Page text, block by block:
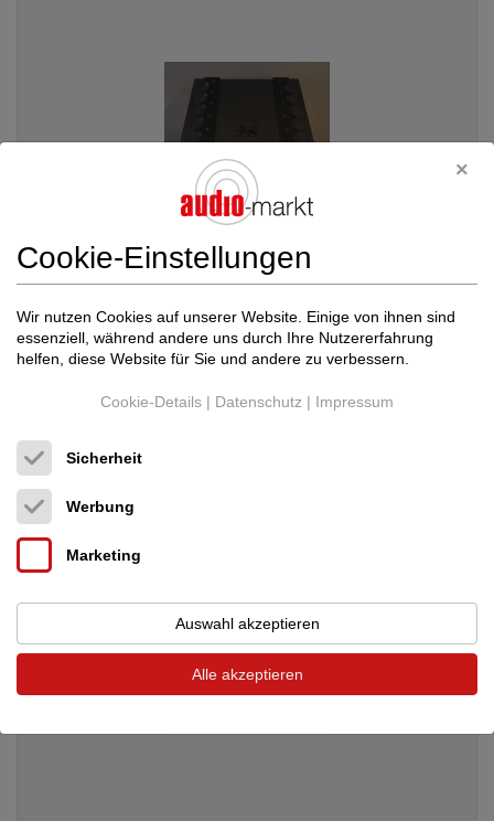
GryphonDiablo (250)
Vollverstärker
Neupreis: 13.000 €
Cookie-Einstellungen
Wir nutzen Cookies auf unserer Website. Einige von ihnen sind
essenziell, während andere uns durch Ihre Nutzererfahrung
helfen, diese Website für Sie und andere zu verbessern.
Cookie-Details | Datenschutz | Impressum
Sicherheit
Werbung
Marketing
Auswahl akzeptieren
Alle akzeptieren